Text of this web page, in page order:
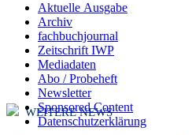
Aktuelle Ausgabe
Archiv
fachbuchjournal
Zeitschrift IWP
Mediadaten
Abo / Probeheft
Newsletter
Sponsored Content
Datenschutzerklärung
WEITERE NEWS